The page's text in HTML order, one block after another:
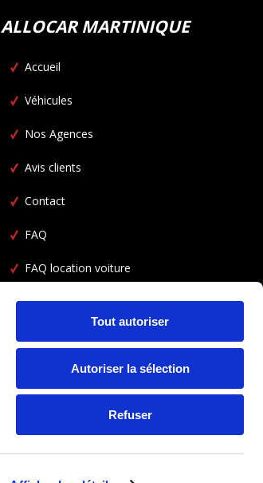
Tout autoriser
Autoriser la sélection
Refuser
ALLOCAR MARTINIQUE
Accueil
Véhicules
Nos Agences
Avis clients
Contact
FAQ
FAQ location voiture
CGV